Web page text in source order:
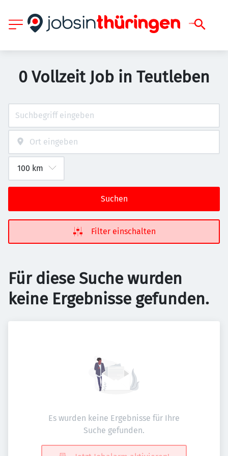
0 Vollzeit Job in Teutleben
Suchen
Filter einschalten
Für diese Suche wurden
keine Ergebnisse gefunden.
Es wurden keine Ergebnisse für Ihre
Suche gefunden.